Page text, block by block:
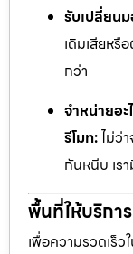
รับเปลี่ยน
เดิมเสียหรื
กว่า
จำหน่ายอะ
รีโมท:ไม่ว่
กันหนีบ เร
พื้นที่ให้บริการ
เพื่อความรวดเร็ว